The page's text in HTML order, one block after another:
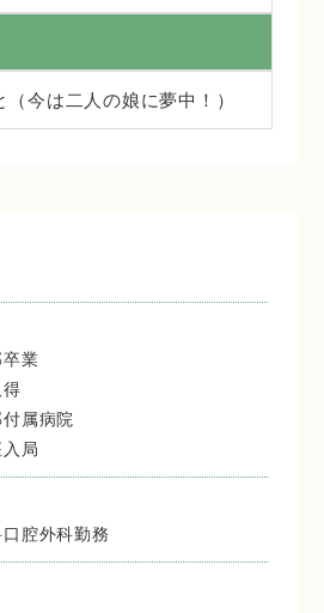
今は二人の娘に夢中！）
業
属病院
局
腔外科勤務